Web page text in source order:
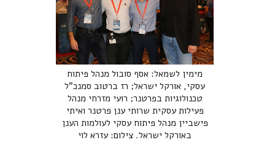
‍מימין לשמאל: אסף סובול מנהל פיתוח
עסקי, אורקל ישראל; רז ברטוב סמנכ"ל
טכנולוגיות בפרטנר; רועי מזרחי מנהל
פעילות עסקית שרותי ענן פרטנר ואיתי
פישביין מנהל פיתוח עסקי לעולמות הענן
באורקל ישראל. צילום: עזרא לוי